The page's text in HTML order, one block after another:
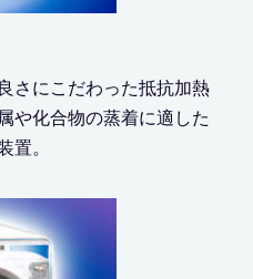
さにこだわった抵抗加熱
や化合物の蒸着に適した
。